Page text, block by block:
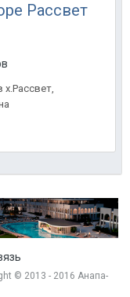
Рассвет
© 2013 - 2016 Анапа-